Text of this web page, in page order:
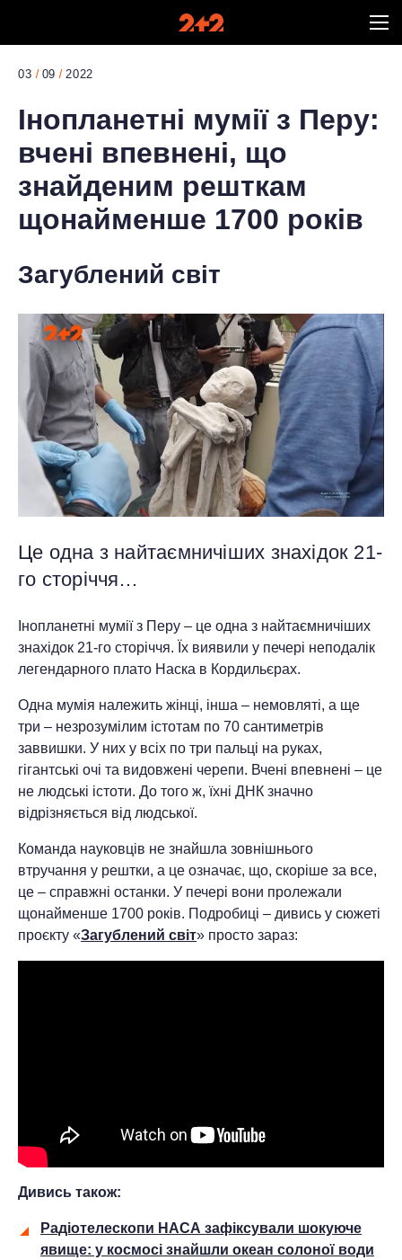
03 09 2022
Інопланетні мумії з Перу:
вчені впевнені, що
знайденим решткам
щонайменше 1700 років
Загублений світ
Це одна з найтаємничіших знахідок 21-
го сторіччя…
Інопланетні мумії з Перу – це одна з найтаємничіших
знахідок 21-го сторіччя. Їх виявили у печері неподалік
легендарного плато Наска в Кордильєрах.
Одна мумія належить жінці, інша – немовляті, а ще
три – незрозумілим істотам по 70 сантиметрів
заввишки. У них у всіх по три пальці на руках,
гігантські очі та видовжені черепи. Вчені впевнені – це
не людські істоти. До того ж, їхні ДНК значно
відрізняється від людської.
Команда науковців не знайшла зовнішнього
втручання у рештки, а це означає, що, скоріше за все,
це – справжні останки. У печері вони пролежали
щонайменше 1700 років. Подробиці – дивись у сюжеті
проєкту «Загублений світ» просто зараз:
Дивись також:
Радіотелескопи НАСА зафіксували шокуюче
явище: у космосі знайшли океан солоної води